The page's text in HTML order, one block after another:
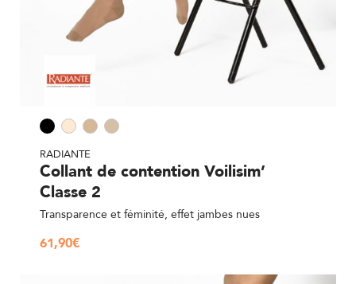
RADIANTE
Collant de contention Voilisim’
Classe 2
Transparence et féminité, effet jambes nues
61,90€